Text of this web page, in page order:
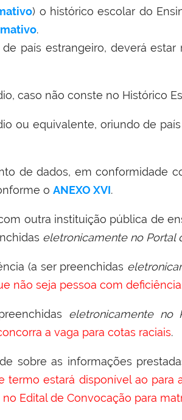
) o histórico escolar do
.
país estrangeiro, deverá estar
caso não conste no Histórico
ou equivalente, oriundo de
de dados, em conformidade
o ANEXO XVI.
outra instituição pública de
eletronicamente no Portal
(a ser preenchidas
não seja pessoa com
eletronicamente no
a vaga para cotas raciais.
sobre as informações
termo estará disponível ao para
Edital de Convocação para